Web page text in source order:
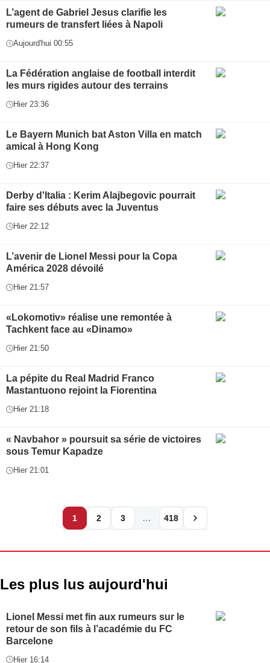
L’agent de Gabriel Jesus clarifie les
rumeurs de transfert liées à Napoli
Aujourd'hui 00:55
La Fédération anglaise de football interdit
les murs rigides autour des terrains
Hier 23:36
Le Bayern Munich bat Aston Villa en match
amical à Hong Kong
Hier 22:37
Derby d'Italia : Kerim Alajbegovic pourrait
faire ses débuts avec la Juventus
Hier 22:12
L’avenir de Lionel Messi pour la Copa
América 2028 dévoilé
Hier 21:57
«Lokomotiv» réalise une remontée à
Tachkent face au «Dinamo»
Hier 21:50
La pépite du Real Madrid Franco
Mastantuono rejoint la Fiorentina
Hier 21:18
« Navbahor » poursuit sa série de victoires
sous Temur Kapadze
Hier 21:01
1 2 3 … 418
Les plus lus aujourd'hui
Lionel Messi met fin aux rumeurs sur le
retour de son fils à l’académie du FC
Barcelone
Hier 16:14